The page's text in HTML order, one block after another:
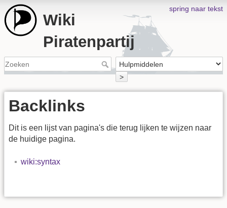
spring naar tekst
Wiki
Piratenpartij
>
Backlinks
Dit is een lijst van pagina's die terug lijken te wijzen naar
de huidige pagina.
wiki:syntax